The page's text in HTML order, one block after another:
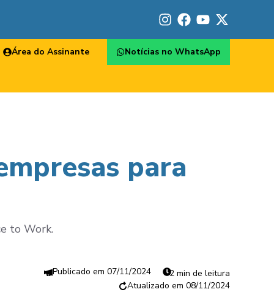
Área do Assinante Notícias no WhatsApp
para
to Work.
07/11/2024
2 min de leitura
08/11/2024